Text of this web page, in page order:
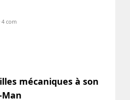
4 com
mécaniques à son